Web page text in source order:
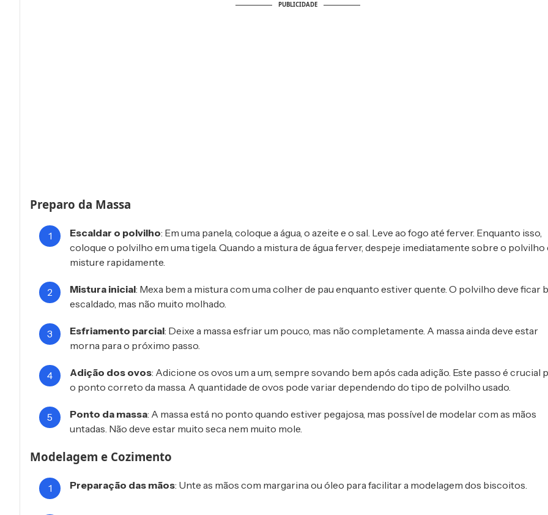
PUBLICIDADE
Preparo da Massa
Escaldar o polvilho: Em uma panela, coloque a água, o azeite e o sal. Leve ao fogo até ferver. Enquanto isso,
coloque o polvilho em uma tigela. Quando a mistura de água ferver, despeje imediatamente sobre o polvilho
misture rapidamente.
Mistura inicial: Mexa bem a mistura com uma colher de pau enquanto estiver quente. O polvilho deve ficar
escaldado, mas não muito molhado.
Esfriamento parcial: Deixe a massa esfriar um pouco, mas não completamente. A massa ainda deve estar
morna para o próximo passo.
Adição dos ovos: Adicione os ovos um a um, sempre sovando bem após cada adição. Este passo é crucial
o ponto correto da massa. A quantidade de ovos pode variar dependendo do tipo de polvilho usado.
Ponto da massa: A massa está no ponto quando estiver pegajosa, mas possível de modelar com as mãos
untadas. Não deve estar muito seca nem muito mole.
Modelagem e Cozimento
Preparação das mãos: Unte as mãos com margarina ou óleo para facilitar a modelagem dos biscoitos.